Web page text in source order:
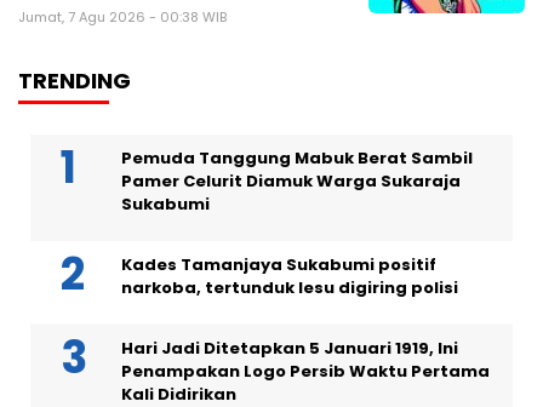
Jumat, 7 Agu 2026 - 00:38 WIB
TRENDING
Pemuda Tanggung Mabuk Berat Sambil
Pamer Celurit Diamuk Warga Sukaraja
Sukabumi
Kades Tamanjaya Sukabumi positif
narkoba, tertunduk lesu digiring polisi
Hari Jadi Ditetapkan 5 Januari 1919, Ini
Penampakan Logo Persib Waktu Pertama
Kali Didirikan